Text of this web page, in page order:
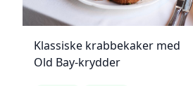
Klassiske krabbekaker med
Old Bay-krydder